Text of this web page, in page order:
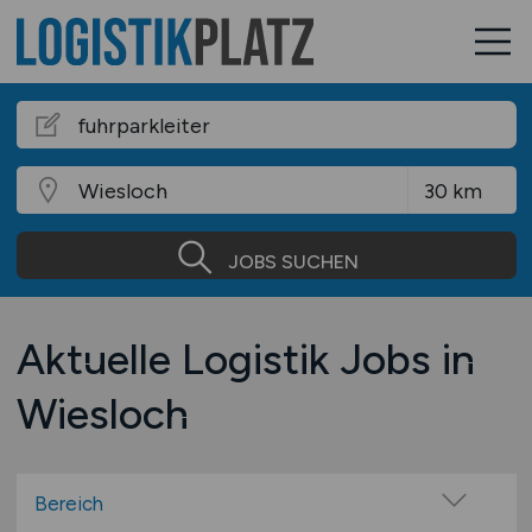
JOBS SUCHEN
Aktuelle Logistik Jobs in
Wiesloch
Bereich